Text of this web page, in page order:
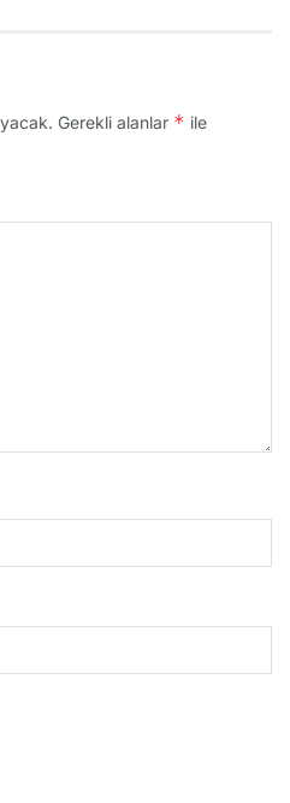
Gerekli alanlar * ile